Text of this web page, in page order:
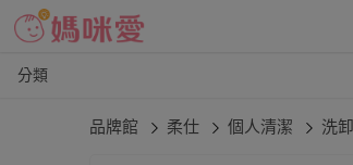
分類
品牌館 柔仕 個人清潔 洗